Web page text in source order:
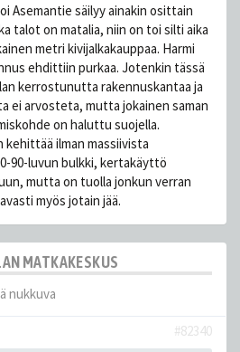
Asemantie säilyy ainakin osittain
talot on matalia, niin on toi silti aika
metri kivijalkakauppaa. Harmi
ehdittiin purkaa. Jotenkin tässä
kerrostunutta rakennuskantaa ja
arvosteta, mutta jokainen saman
on haluttu suojella.
kehittää ilman massiivista
90-luvun bulkki, kertakäyttö
mutta on tuolla jonkun verran
myös jotain jää.
MATKAKESKUS
nukkuva
#82340